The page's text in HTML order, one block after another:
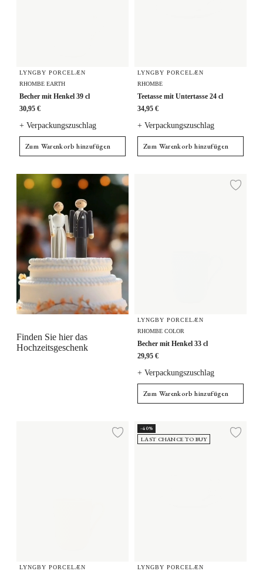
LYNGBY PORCELÆN
RHOMBE EARTH
Becher mit Henkel 39 cl
30,95 €
+ Verpackungszuschlag
Zum Warenkorb hinzufügen
LYNGBY PORCELÆN
RHOMBE
Teetasse mit Untertasse 24 cl
34,95 €
+ Verpackungszuschlag
Zum Warenkorb hinzufügen
Finden Sie hier das
Hochzeitsgeschenk
LYNGBY PORCELÆN
RHOMBE COLOR
Becher mit Henkel 33 cl
29,95 €
+ Verpackungszuschlag
Zum Warenkorb hinzufügen
Zur Wunschliste
LYNGBY PORCELÆN
Teetasse mit Untertasse 39 cl
-40%
LAST CHANCE TO BUY
LYNGBY PORCELÆN